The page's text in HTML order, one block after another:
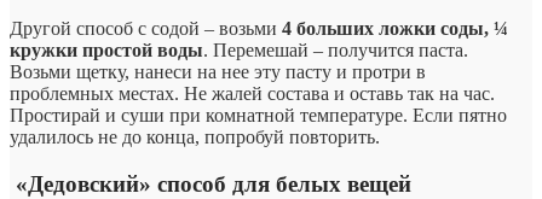
Другой способ с содой – возьми 4 больших ложки соды, ¼
кружки простой воды. Перемешай – получится паста.
Возьми щетку, нанеси на нее эту пасту и протри в
проблемных местах. Не жалей состава и оставь так на час.
Простирай и суши при комнатной температуре. Если пятно
удалилось не до конца, попробуй повторить.
«Дедовский» способ для белых вещей